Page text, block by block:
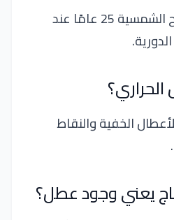
يمكن أن تتجاوز الألواح الشمسية 25 عامًا عند
الخفية والنقاط
يعني وجود عطل؟